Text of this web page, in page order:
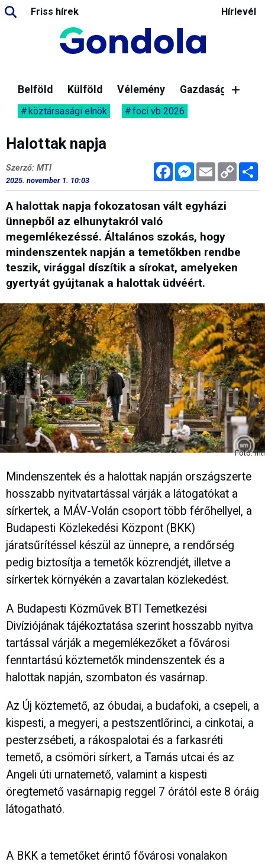
Friss hírek Hírlevél
Belföld Külföld Vélemény Gazdaság
köztársasági elnök foci vb 2026
Halottak napja
FacebookMessenger
Email Copy
Link
Szerző: MTI
2025. november 1. 10:03
A halottak napja fokozatosan vált egyházi
ünnepből az elhunytakról való
megemlékezéssé. Általános szokás, hogy
mindenszentek napján a temetőkben rendbe
teszik, virággal díszítik a sírokat, amelyeken
gyertyát gyújtanak a halottak üdvéért.
Fotó: mti
Mindenszentek és a halottak napján országszerte
hosszabb nyitvatartással várják a látogatókat a
sírkertek, a MÁV-Volán csoport több férőhellyel, a
Budapesti Közlekedési Központ (BKK)
járatsűrítéssel készül az ünnepre, a rendőrség
pedig biztosítja a temetők közrendjét, illetve a
sírkertek környékén a zavartalan közlekedést.
A Budapesti Közművek BTI Temetkezési
Divíziójának tájékoztatása szerint hosszabb nyitva
tartással várják a megemlékezőket a fővárosi
fenntartású köztemetők mindenszentek és a
halottak napján, szombaton és vasárnap.
Az Új köztemető, az óbudai, a budafoki, a csepeli, a
kispesti, a megyeri, a pestszentlőrinci, a cinkotai, a
pesterzsébeti, a rákospalotai és a farkasréti
temető, a csömöri sírkert, a Tamás utcai és az
Angeli úti urnatemető, valamint a kispesti
öregtemető vasárnapig reggel 7 órától este 8 óráig
látogatható.
A BKK a temetőket érintő fővárosi vonalakon